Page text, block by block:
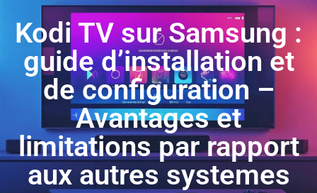
Kodi TV sur Samsung :
guide d’installation et
de configuration –
Avantages et
limitations par rapport
aux autres systemes